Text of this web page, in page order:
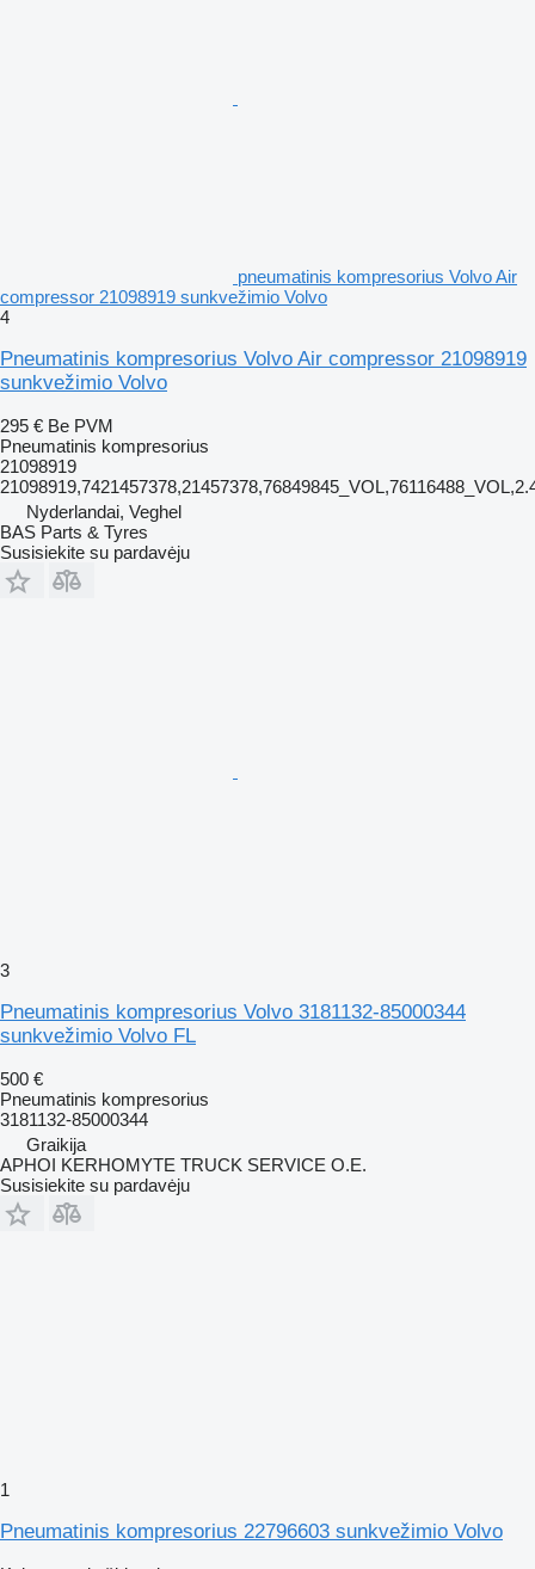
pneumatinis kompresorius Volvo Air
compressor 21098919 sunkvežimio Volvo
4
Pneumatinis kompresorius Volvo Air compressor 21098919
sunkvežimio Volvo
295 € Be PVM
Pneumatinis kompresorius
21098919
Nyderlandai, Veghel
BAS Parts & Tyres
Susisiekite su pardavėju
3
Pneumatinis kompresorius Volvo 3181132-85000344
sunkvežimio Volvo FL
500 €
Pneumatinis kompresorius
3181132-85000344
Graikija
APHOI KERHOMYTE TRUCK SERVICE O.E.
Susisiekite su pardavėju
1
Pneumatinis kompresorius 22796603 sunkvežimio Volvo